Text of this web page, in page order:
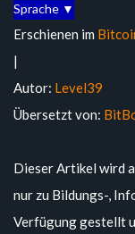
Sprache ▼
Erschienen im
|
Autor: Level39
Übersetzt von:
Dieser Artikel wird
nur zu Bildungs-,
Verfügung gestellt